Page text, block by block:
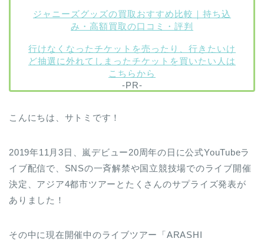
ジャニーズグッズの買取おすすめ比較｜持ち込
み・高額買取の口コミ・評判
行けなくなったチケットを売ったり、行きたいけ
ど抽選に外れてしまったチケットを買いたい人は
こちらから
-PR-
こんにちは、サトミです！
2019年11月3日、嵐デビュー20周年の日に公式YouTubeラ
イブ配信で、SNSの一斉解禁や国立競技場でのライブ開催
決定、アジア4都市ツアーとたくさんのサプライズ発表が
ありました！
その中に現在開催中のライブツアー「ARASHI